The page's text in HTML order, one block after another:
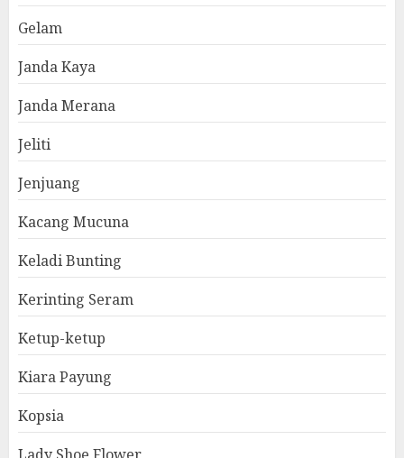
Gelam
Janda Kaya
Janda Merana
Jeliti
Jenjuang
Kacang Mucuna
Keladi Bunting
Kerinting Seram
Ketup-ketup
Kiara Payung
Kopsia